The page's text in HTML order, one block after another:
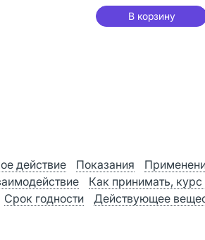
В корзину
действие Показания
Как принимать,
Срок годности Действующее